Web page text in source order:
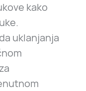
kako
uklanjanja